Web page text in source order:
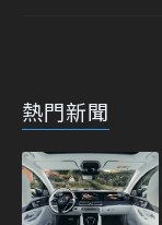
熱門新聞